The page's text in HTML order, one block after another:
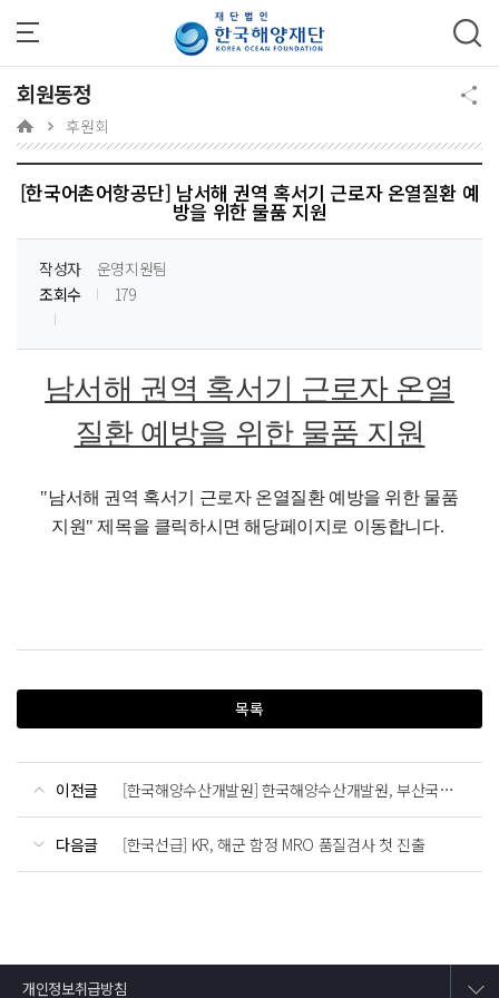
본문 바로가기
주메뉴 바로가기
하단 바로가기
회원동정
후원회
[한국어촌어항공단] 남서해 권역 혹서기 근로자 온열질환 예
방을 위한 물품 지원
작성자
운영지원팀
조회수
179
남서해 권역 혹서기 근로자 온열
질환 예방을 위한 물품 지원
"남서해 권역 혹서기 근로자 온열질환 예방을 위한 물품
지원" 제목을 클릭하시면 해당페이지로 이동합니다.
목록
이전글 [한국해양수산개발원] 한국해양수산개발원, 부산국제금융진흥원과 업무협약 체결
다음글 [한국선급] KR, 해군 함정 MRO 품질검사 첫 진출
개인정보취급방침